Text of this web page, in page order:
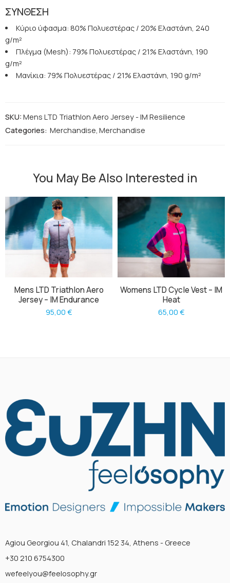
ΣΥΝΘΕΣΗ
Κύριο ύφασμα: 80% Πολυεστέρας / 20% Ελαστάνη, 240
g/m²
Πλέγμα (Mesh): 79% Πολυεστέρας / 21% Ελαστάνη, 190
g/m²
Μανίκια: 79% Πολυεστέρας / 21% Ελαστάνη, 190 g/m²
SKU: Mens LTD Triathlon Aero Jersey - IM Resilience
Categories: Merchandise, Merchandise
You May Be Also Interested in
Mens LTD Triathlon Aero
Jersey – IM Endurance
95,00 €
Womens LTD Cycle Vest – IM
Heat
65,00 €
Agiou Georgiou 41, Chalandri 152 34, Athens - Greece
+30 210 6754300
wefeelyou@feelosophy.gr